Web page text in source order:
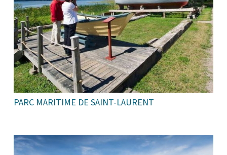
PARC MARITIME DE SAINT-LAURENT